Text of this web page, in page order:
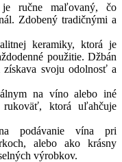
ručne maľovaný, čo
Zdobený tradičnými a
keramiky, ktorá je
použitie. Džbán
svoju odolnosť a
na víno alebo iné
rukoväť, ktorá uľahčuje
podávanie vína pri
alebo ako krásny
výrobkov.